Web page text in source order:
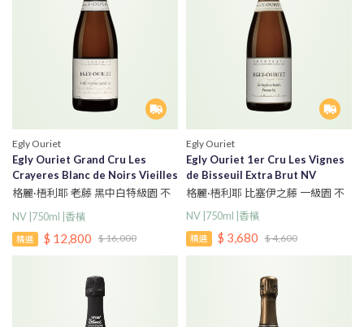
Egly Ouriet
Egly Ouriet Grand Cru Les
Crayeres Blanc de Noirs Vieilles
Vignes Extra Brut NV
格麗·梧利耶 老藤 黑中白特級園 不
甜無年份香檳
NV |750ml |香檳
精選 $ 12,800 $ 16,000
Egly Ouriet
Egly Ouriet 1er Cru Les Vignes
de Bisseuil Extra Brut NV
格麗·梧利耶 比塞伊之藤 一級園 不
甜無年份香檳
NV |750ml |香檳
精選 $ 3,680 $ 4,600